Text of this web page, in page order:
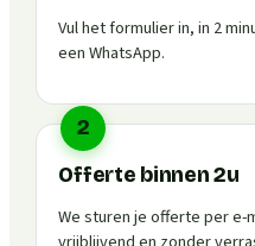
Vul het formulier in, in 2
een WhatsApp.
2
Offerte binnen 2u
We sturen je offerte per e-